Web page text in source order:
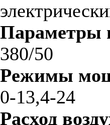
Параметры
380/50
Режимы
0-13,4-24
Расход